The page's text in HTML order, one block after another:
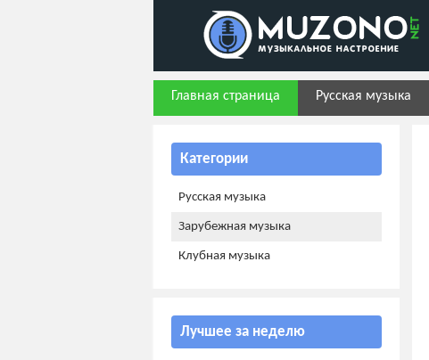
Главная страница Русская музыка
Категории
Русская музыка
Зарубежная музыка
Клубная музыка
Лучшее за неделю